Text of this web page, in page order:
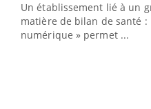
Un établissement lié à un
matière de bilan de santé
numérique » permet ...